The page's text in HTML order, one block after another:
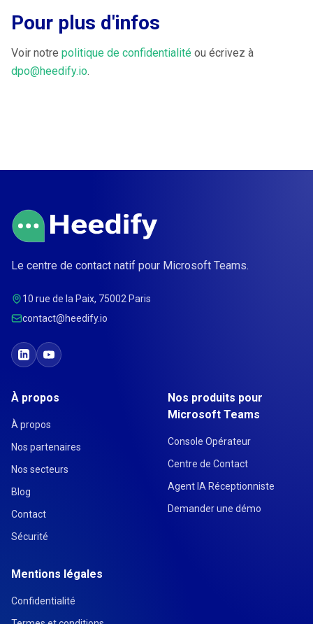
Pour plus d'infos
Voir notre politique de confidentialité ou écrivez à
dpo@heedify.io.
Le centre de contact natif pour Microsoft Teams.
10 rue de la Paix, 75002 Paris
contact@heedify.io
À propos
À propos
Nos partenaires
Nos secteurs
Blog
Contact
Sécurité
Nos produits pour
Microsoft Teams
Console Opérateur
Centre de Contact
Agent IA Réceptionniste
Demander une démo
Mentions légales
Confidentialité